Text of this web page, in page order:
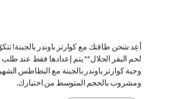
أعِد شحن طاقتك مع كوارتر باوندر بالجبنة!
لحم البقر الحلال** يتم إعدادها فقط عند
وجبة كوارتر باوندر بالجبنة مع البطاطس
ومشروب بالحجم المتوسط من اختيارك.